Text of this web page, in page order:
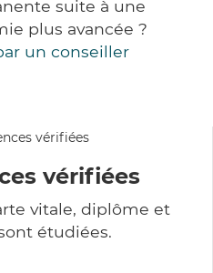
suite à une
plus avancée ?
un conseiller
vérifiées
vitale, diplôme et
étudiées.